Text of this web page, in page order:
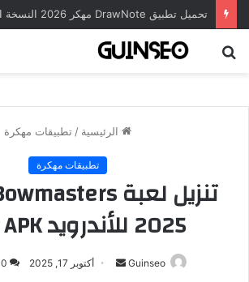
الرئيسية / تطبيقات مهكرة
تطبيقات مهكرة
2025 للأندرويد APK مجاناً
Guinseo
أرسل أكتوبر 17, 2025 0